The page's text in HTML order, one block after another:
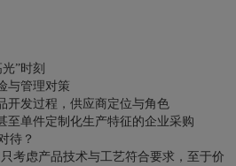
”时刻
与管理对策
开发过程，供应商定位与角色
至单件定制化生产特征的企业采购
待？
考虑产品技术与工艺符合要求，至于价